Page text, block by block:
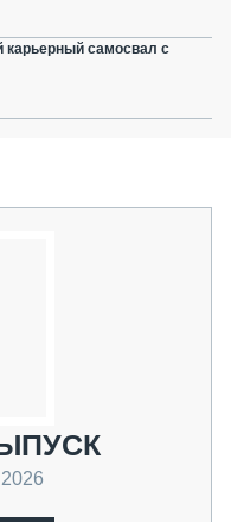
карьерный самосвал с